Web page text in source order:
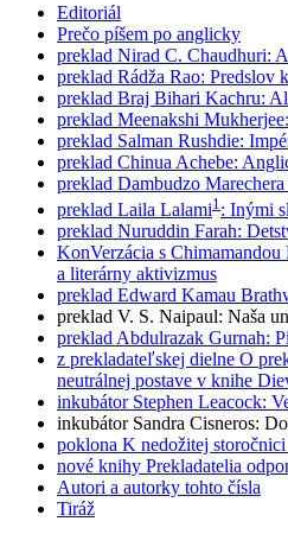
Editoriál
Prečo píšem po anglicky
preklad Nirad C. Chaudhuri:
preklad Rádža Rao: Predslov
preklad Braj Bihari Kachru:
preklad Meenakshi
preklad Salman Rushdie:
preklad Chinua Achebe:
preklad Dambudzo
preklad Laila Lalami1 : Inými
preklad Nuruddin Farah:
KonVerzácia s
a literárny aktivizmus
preklad Edward Kamau
preklad V. S. Naipaul: Naša
preklad Abdulrazak Gurnah:
z prekladateľskej dielne O
neutrálnej postave v knihe
inkubátor Stephen Leacock:
inkubátor Sandra Cisneros:
poklona K nedožitej
nové knihy Prekladatelia
Autori a autorky tohto čísla
Tiráž